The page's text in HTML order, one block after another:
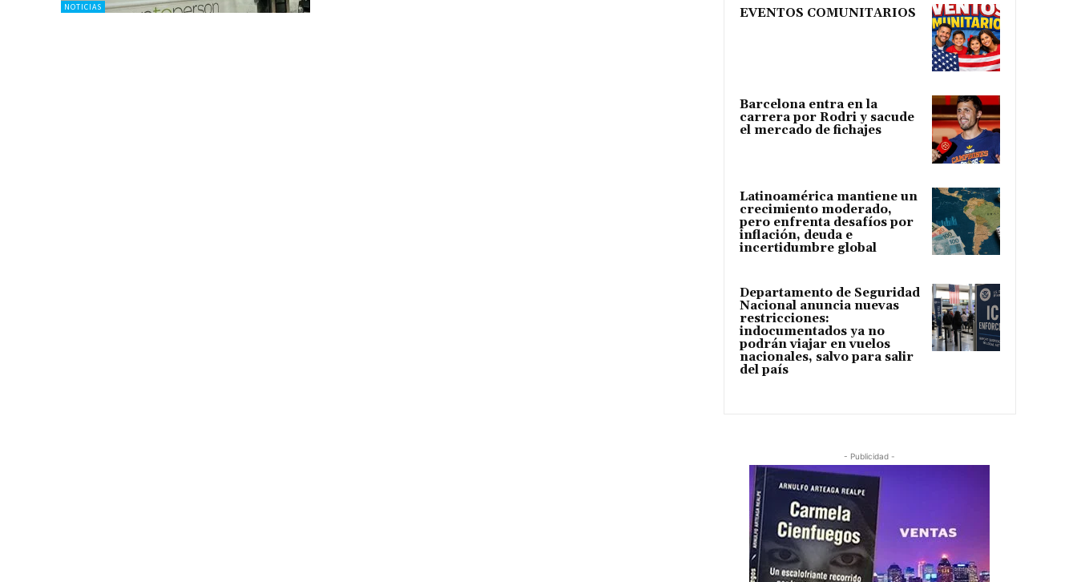
NOTICIAS EVENTOS COMUNITARIOS
Barcelona entra en la
carrera por Rodri y sacude
el mercado de fichajes
Latinoamérica mantiene un
crecimiento moderado,
pero enfrenta desafíos por
inflación, deuda e
incertidumbre global
Departamento de Seguridad
Nacional anuncia nuevas
restricciones:
indocumentados ya no
podrán viajar en vuelos
nacionales, salvo para salir
del país
- Publicidad -